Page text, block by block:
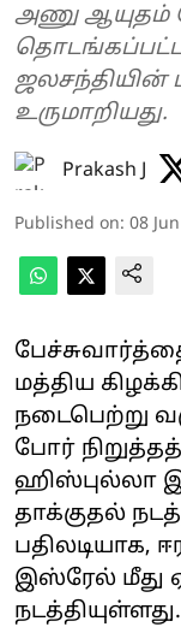
அணு ஆயுதம்
தொடங்கப்பட்ட
ஜலசந்தியின்
உருமாறியது.
Prakash J
Published on: 08
மத்திய
நடைபெற்று
போர்
ஹிஸ்புல்லா
தாக்குதல்
பதிலடியாக,
இஸ்ரேல் மீது
நடத்தியுள்ளது.